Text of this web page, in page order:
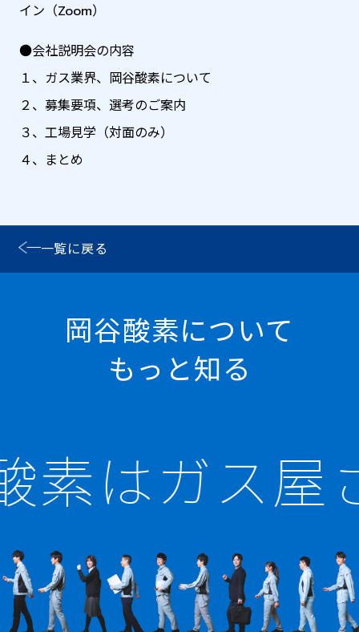
イン（Zoom）
●会社説明会の内容
１、ガス業界、岡谷酸素について
２、募集要項、選考のご案内
３、工場見学（対面のみ）
４、まとめ
一覧に戻る
岡谷酸素について
もっと知る
素はガス